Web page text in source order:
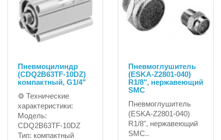
Пневмоцилиндр
(CDQ2B63TF-10DZ)
компактный, G1/4"
⚙ Технические
характеристики:
Модель:
CDQ2B63TF-10DZ
Тип: компактный
Пневмоглушитель
(ESKA-Z2801-040)
R1/8", нержавеющий
SMC
Пневмоглушитель
(ESKA-Z2801-040)
R1/8", нержавеющий
SMC..